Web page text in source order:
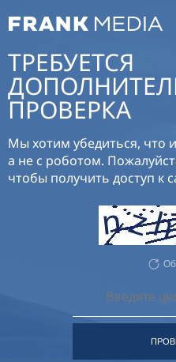
ТРЕБУЕТСЯ
ПРОВЕРКА
Мы хотим убедиться, что
а не с роботом.
чтобы получить доступ к